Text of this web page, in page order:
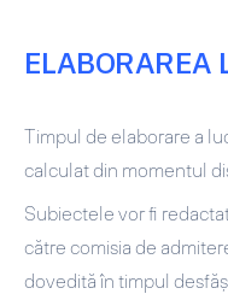
ELABORAREA
Timpul de elaborare a
calculat din momentul
Subiectele vor fi
către comisia de
dovedită în timpul